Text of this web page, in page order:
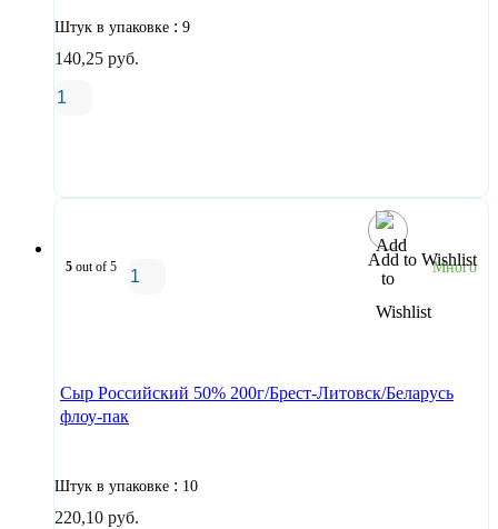
Штук в упаковке : 9
140,25 руб.
Add to Wishlist
5 out of 5 Много
Сыр Российский 50% 200г/Брест-Литовск/Беларусь
флоу-пак
Штук в упаковке : 10
220,10 руб.